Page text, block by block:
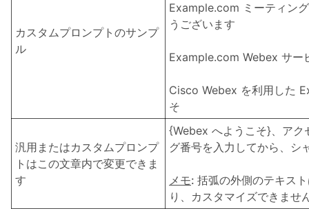
カスタムプロンプトのサンプ
ル
Example.com ミーティン
うございます
Example.com Webex サー
Cisco Webex を利用した
そ
汎用またはカスタムプロンプ
トはこの文章内で変更できま
す
{Webex へようこそ}、アク
グ番号を入力してから、
メモ: 括弧の外側のテキス
り、カスタマイズできませ